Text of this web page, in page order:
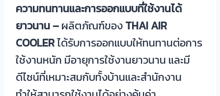
ความทนทานและการออกแบบที่ใช้งานได้
ยาวนาน–ผลิตภัณฑ์ของTHAI AIR
COOLERได้รับการออกแบบให้ทนทานต่อการ
ใช้งานหนัก มีอายุการใช้งานยาวนาน และมี
ดีไซน์ที่เหมาะสมกับทั้งบ้านและสำนักงาน